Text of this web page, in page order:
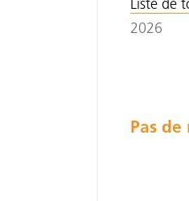
Liste de
2026
Pas